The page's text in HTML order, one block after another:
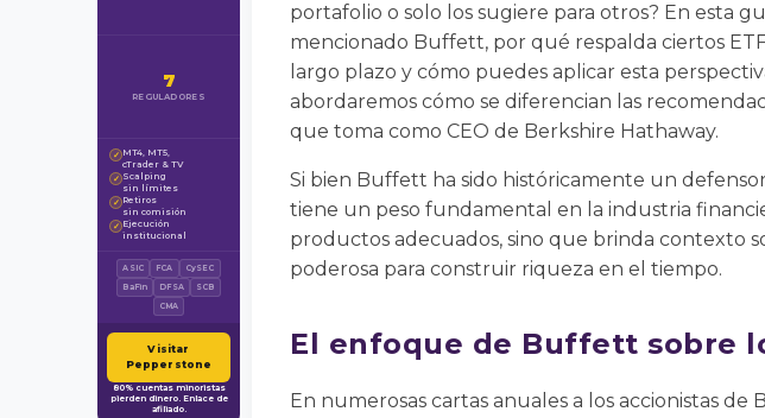
7
REGULADORES
✓ MT4, MT5,
cTrader & TV
✓ Scalping
sin límites
✓ Retiros
sin comisión
✓ Ejecución
institucional
ASIC FCA
CySEC
BaFin
DFSA
SCB
CMA
Visitar
Pepperstone
80% cuentas minoristas
pierden dinero. Enlace de
afiliado.
portafolio o solo los sugiere para otros? En esta
mencionado Buffett, por qué respalda ciertos
largo plazo y cómo puedes aplicar esta
abordaremos cómo se diferencian las
que toma como CEO de Berkshire Hathaway.
Si bien Buffett ha sido históricamente un
tiene un peso fundamental en la industria
productos adecuados, sino que brinda contexto
poderosa para construir riqueza en el tiempo.
El enfoque de Buffett sobre
En numerosas cartas anuales a los accionistas